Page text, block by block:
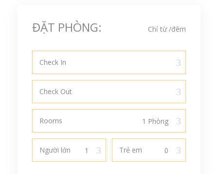
ĐẶT PHÒNG: Chỉ từ/đêm
Check In
Check Out
Rooms
Người lớn Trẻ em